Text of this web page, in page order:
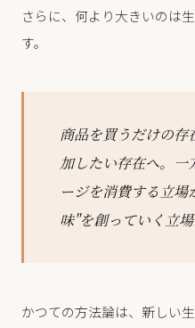
さらに、何より大きいのは
す。
商品を買うだけの
加したい存在へ。一
ージを消費する立
味"を創っていく立場
かつての方法論は、新しい